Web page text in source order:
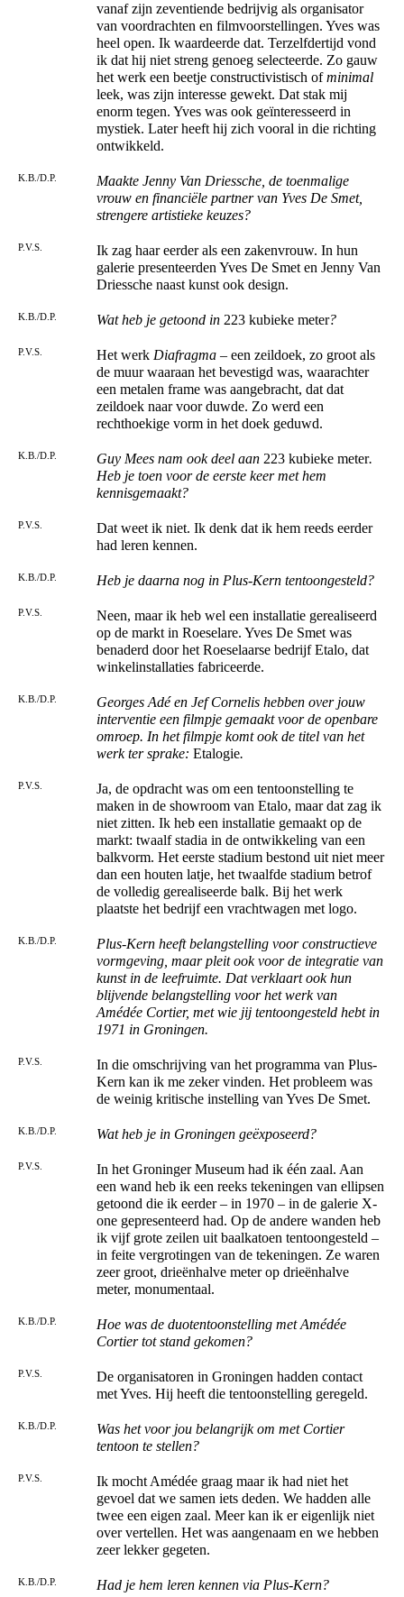
vanaf zijn zeventiende bedrijvig als organisator
van voordrachten en filmvoorstellingen. Yves was
heel open. Ik waardeerde dat. Terzelfdertijd vond
ik dat hij niet streng genoeg selecteerde. Zo gauw
het werk een beetje constructivistisch ofminimal
leek, was zijn interesse gewekt. Dat stak mij
enorm tegen. Yves was ook geïnteresseerd in
mystiek. Later heeft hij zich vooral in die richting
ontwikkeld.
K.B./D.P.
Maakte Jenny Van Driessche, de toenmalige
vrouw en financiële partner van Yves De Smet,
strengere artistieke keuzes?
P.V.S.
Ik zag haar eerder als een zakenvrouw. In hun
galerie presenteerden Yves De Smet en Jenny Van
Driessche naast kunst ook design.
K.B./D.P. Wat heb je getoond in 223 kubieke meter?
P.V.S. Het werk Diafragma– een zeildoek, zo groot als
de muur waaraan het bevestigd was, waarachter
een metalen frame was aangebracht, dat dat
zeildoek naar voor duwde. Zo werd een
rechthoekige vorm in het doek geduwd.
K.B./D.P. Guy Mees nam ook deel aan 223 kubieke meter.
Heb je toen voor de eerste keer met hem
kennisgemaakt?
P.V.S.
Dat weet ik niet. Ik denk dat ik hem reeds eerder
had leren kennen.
K.B./D.P. Heb je daarna nog in Plus-Kern tentoongesteld?
P.V.S.
Neen, maar ik heb wel een installatie gerealiseerd
op de markt in Roeselare. Yves De Smet was
benaderd door het Roeselaarse bedrijf Etalo, dat
winkelinstallaties fabriceerde.
K.B./D.P.
Georges Adé en Jef Cornelis hebben over jouw
interventie een filmpje gemaakt voor de openbare
omroep. In het filmpje komt ook de titel van het
werk ter sprake: Etalogie.
P.V.S.
Ja, de opdracht was om een tentoonstelling te
maken in de showroom van Etalo, maar dat zag ik
niet zitten. Ik heb een installatie gemaakt op de
markt: twaalf stadia in de ontwikkeling van een
balkvorm. Het eerste stadium bestond uit niet meer
dan een houten latje, het twaalfde stadium betrof
de volledig gerealiseerde balk. Bij het werk
plaatste het bedrijf een vrachtwagen met logo.
K.B./D.P.
Plus-Kern heeft belangstelling voor constructieve
vormgeving, maar pleit ook voor de integratie van
kunst in de leefruimte. Dat verklaart ook hun
blijvende belangstelling voor het werk van
Amédée Cortier, met wie jij tentoongesteld hebt in
1971 in Groningen.
P.V.S.
In die omschrijving van het programma van Plus-
Kern kan ik me zeker vinden. Het probleem was
de weinig kritische instelling van Yves De Smet.
K.B./D.P. Wat heb je in Groningen geëxposeerd?
P.V.S.
In het Groninger Museum had ik één zaal. Aan
een wand heb ik een reeks tekeningen van ellipsen
getoond die ik eerder – in 1970 – in de galerie X-
one gepresenteerd had. Op de andere wanden heb
ik vijf grote zeilen uit baalkatoen tentoongesteld –
in feite vergrotingen van de tekeningen. Ze waren
zeer groot, drieënhalve meter op drieënhalve
meter, monumentaal.
K.B./D.P.
Hoe was de duotentoonstelling met Amédée
Cortier tot stand gekomen?
P.V.S.
De organisatoren in Groningen hadden contact
met Yves. Hij heeft die tentoonstelling geregeld.
K.B./D.P.
Was het voor jou belangrijk om met Cortier
tentoon te stellen?
P.V.S.
Ik mocht Amédée graag maar ik had niet het
gevoel dat we samen iets deden. We hadden alle
twee een eigen zaal. Meer kan ik er eigenlijk niet
over vertellen. Het was aangenaam en we hebben
zeer lekker gegeten.
K.B./D.P. Had je hem leren kennen via Plus-Kern?